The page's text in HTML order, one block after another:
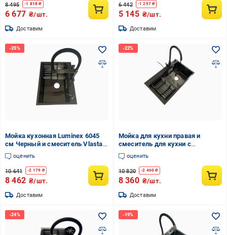
8 495 -1 818 ₴
6 677 ₴/шт.
Доставим
6 442 -1 297 ₴
5 145 ₴/шт.
Доставим
Мойка кухонная Luminex 6045
см Черный и смеситель Vlasta с
гибким изливом и фильтром
воды Q-tap Графитовый
оценить
10 641 -2 179 ₴
8 462 ₴/шт.
Доставим
Мойка для кухни правая и
смеситель для кухни с
выдвижным изливом Luminex
78х48 см (6660)
оценить
10 820 -2 460 ₴
8 360 ₴/шт.
Доставим